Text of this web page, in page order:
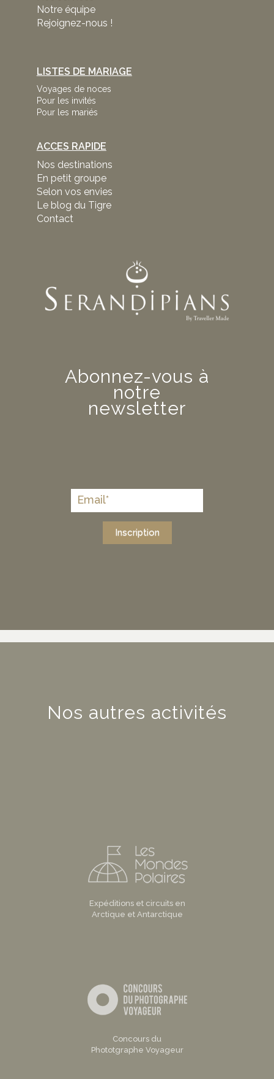
Notre équipe
Rejoignez-nous !
LISTES DE MARIAGE
Voyages de noces
Pour les invités
Pour les mariés
ACCES RAPIDE
Nos destinations
En petit groupe
Selon vos envies
Le blog du Tigre
Contact
Abonnez-vous à
notre
newsletter
Inscription
Nos autres activités
Expéditions et circuits en
Arctique et Antarctique
Concours du
Phototgraphe Voyageur